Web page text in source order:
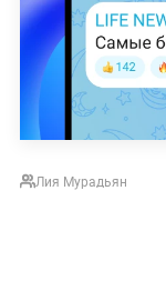
Лия Мурадьян